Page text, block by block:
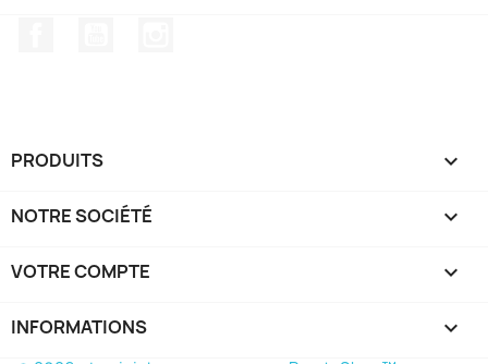
PRODUITS 
NOTRE SOCIÉTÉ 
VOTRE COMPTE 
INFORMATIONS keyboard_arrow_down